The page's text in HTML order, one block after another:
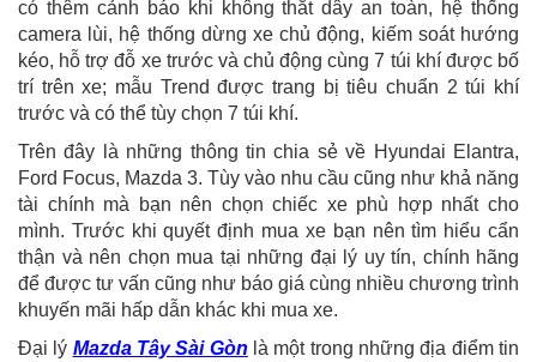
có thêm cảnh báo khi không thắt dây an toàn, hệ thống
camera lùi, hệ thống dừng xe chủ động, kiếm soát hướng
kéo, hỗ trợ đỗ xe trước và chủ động cùng 7 túi khí được bố
trí trên xe; mẫu Trend được trang bị tiêu chuẩn 2 túi khí
trước và có thể tùy chọn 7 túi khí.
Trên đây là những thông tin chia sẻ về Hyundai Elantra,
Ford Focus, Mazda 3. Tùy vào nhu cầu cũng như khả năng
tài chính mà bạn nên chọn chiếc xe phù hợp nhất cho
mình. Trước khi quyết định mua xe bạn nên tìm hiểu cẩn
thận và nên chọn mua tại những đại lý uy tín, chính hãng
để được tư vấn cũng như báo giá cùng nhiều chương trình
khuyến mãi hấp dẫn khác khi mua xe.
Đại lý Mazda Tây Sài Gòn là một trong những địa điểm tin